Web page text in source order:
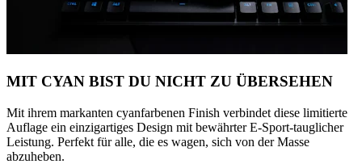
MIT CYAN BIST DU NICHT ZU ÜBERSEHEN
Mit ihrem markanten cyanfarbenen Finish verbindet diese limitierte
Auflage ein einzigartiges Design mit bewährter E-Sport-tauglicher
Leistung. Perfekt für alle, die es wagen, sich von der Masse
abzuheben.